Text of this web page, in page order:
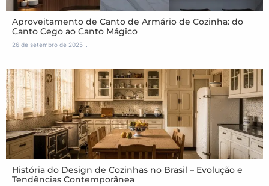
Aproveitamento de Canto de Armário de Cozinha: do
Canto Cego ao Canto Mágico
26 de setembro de 2025
História do Design de Cozinhas no Brasil – Evolução e
Tendências Contemporânea